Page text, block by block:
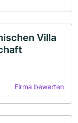
Villa
Firma bewerten